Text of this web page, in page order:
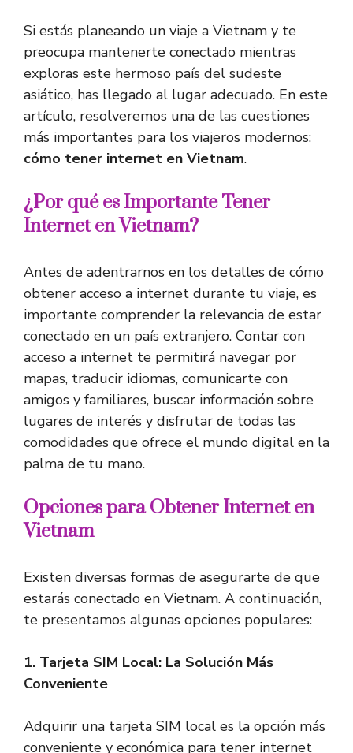
Si estás planeando un viaje a Vietnam y te
preocupa mantenerte conectado mientras
exploras este hermoso país del sudeste
asiático, has llegado al lugar adecuado. En este
artículo, resolveremos una de las cuestiones
más importantes para los viajeros modernos:
cómo tener internet en Vietnam.
¿Por qué es Importante Tener
Internet en Vietnam?
Antes de adentrarnos en los detalles de cómo
obtener acceso a internet durante tu viaje, es
importante comprender la relevancia de estar
conectado en un país extranjero. Contar con
acceso a internet te permitirá navegar por
mapas, traducir idiomas, comunicarte con
amigos y familiares, buscar información sobre
lugares de interés y disfrutar de todas las
comodidades que ofrece el mundo digital en la
palma de tu mano.
Opciones para Obtener Internet en
Vietnam
Existen diversas formas de asegurarte de que
estarás conectado en Vietnam. A continuación,
te presentamos algunas opciones populares:
1. Tarjeta SIM Local: La Solución Más
Conveniente
Adquirir una tarjeta SIM local es la opción más
conveniente y económica para tener internet